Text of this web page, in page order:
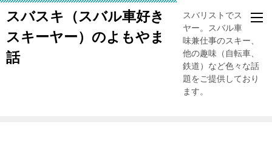
スバスキ（スバル車好き
スキーヤー）のよもやま
話
スバリストでスキー
ヤー。スバル車、趣
味兼仕事のスキー、
他の趣味（自転車、
鉄道）など色々な話
題をご提供しており
ます。